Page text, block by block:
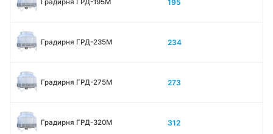
Градирня ГРД-195М 195
Градирня ГРД-235М 234
Градирня ГРД-275М 273
Градирня ГРД-320М 312